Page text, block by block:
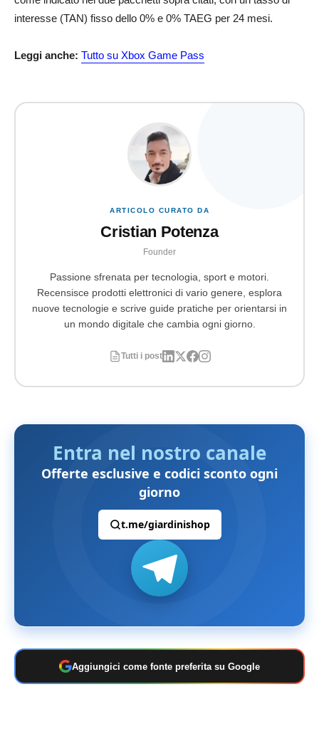
interesse (TAN) fisso dello 0% e 0% TAEG per 24 mesi.
Leggi anche: Tutto su Xbox Game Pass
ARTICOLO CURATO DA
Cristian Potenza
Founder
Passione sfrenata per tecnologia, sport e motori.
Recensisce prodotti elettronici di vario genere, esplora
nuove tecnologie e scrive guide pratiche per orientarsi in
un mondo digitale che cambia ogni giorno.
Tutti i post
Entra nel nostro canale
Offerte esclusive e codici sconto ogni
giorno
t.me/giardinishop
Aggiungici come fonte preferita su Google